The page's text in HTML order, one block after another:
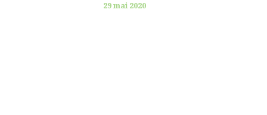
29 mai 2020